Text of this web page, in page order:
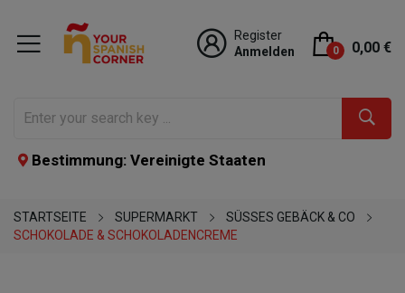
Register
Anmelden
0 0,00 €
Bestimmung: Vereinigte Staaten
STARTSEITE SUPERMARKT
SÜSSES GEBÄCK & CO
SCHOKOLADE & SCHOKOLADENCREME